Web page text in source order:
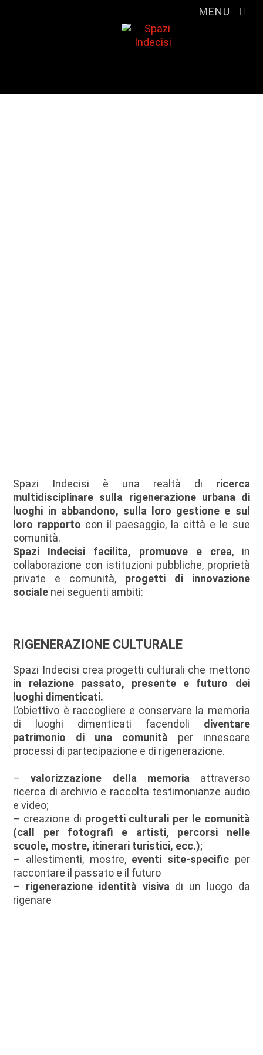
MENU
Spazi Indecisi è una realtà di ricerca
multidisciplinare sulla rigenerazione urbana di
luoghi in abbandono, sulla loro gestione e sul
loro rapporto con il paesaggio, la città e le sue
comunità.
Spazi Indecisi facilita, promuove e crea, in
collaborazione con istituzioni pubbliche, proprietà
private e comunità, progetti di innovazione
sociale nei seguenti ambiti:
RIGENERAZIONE CULTURALE
Spazi Indecisi crea progetti culturali che mettono
in relazione passato, presente e futuro dei
luoghi dimenticati.
L’obiettivo è raccogliere e conservare la memoria
di luoghi dimenticati facendoli diventare
patrimonio di una comunità perinnescare
processi di partecipazione e di rigenerazione.
– valorizzazione della memoria attraverso
ricerca di archivio e raccolta testimonianze audio
e video;
– creazione di progetti culturali per le comunità
(call per fotografi e artisti, percorsi nelle
scuole, mostre, itinerari turistici, ecc.);
– allestimenti, mostre, eventi site-specificper
raccontare il passato e il futuro
– rigenerazione identità visiva di un luogo da
rigenare